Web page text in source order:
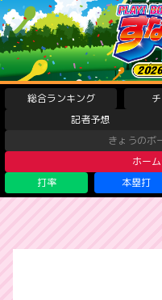
総合ランキング
記者予想
きょうのボ
ホー
打率
本塁打